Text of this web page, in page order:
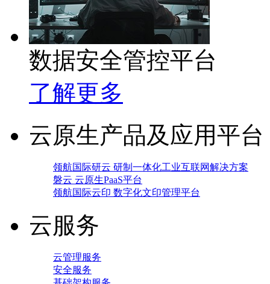
数据安全管控平台
了解更多
云原生产品及应用平台
领航国际研云 研制一体化工业互联网解决方案
磐云 云原生PaaS平台
领航国际云印 数字化文印管理平台
云服务
云管理服务
安全服务